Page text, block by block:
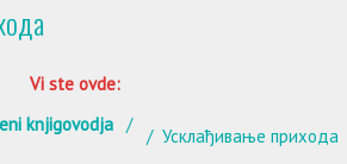
Vi ste ovde:
knjigovodja
Усклађивање прихода